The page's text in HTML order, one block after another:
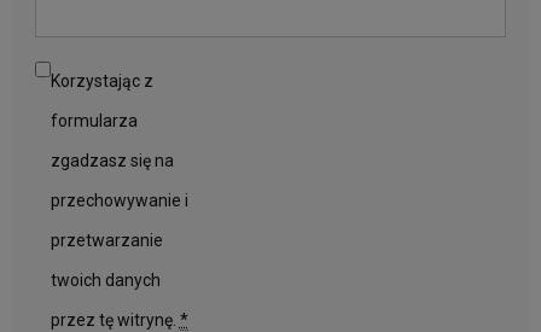
Korzystając z
formularza
zgadzasz się na
przechowywanie i
przetwarzanie
twoich danych
przez tę witrynę. *